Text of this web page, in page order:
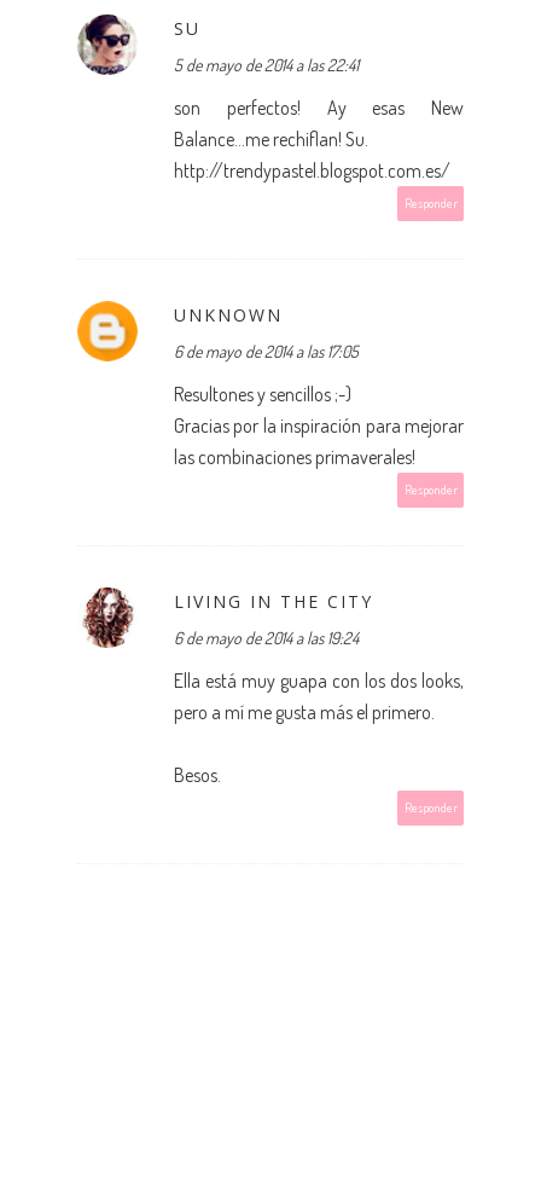
SU
5 de mayo de 2014 a las 22:41
son perfectos! Ay esas New
Balance...me rechiflan! Su.
http://trendypastel.blogspot.com.es/
Responder
UNKNOWN
6 de mayo de 2014 a las 17:05
Resultones y sencillos ;-)
Gracias por la inspiración para mejorar
las combinaciones primaverales!
Responder
LIVING IN THE CITY
6 de mayo de 2014 a las 19:24
Ella está muy guapa con los dos looks,
pero a mí me gusta más el primero.
Besos.
Responder